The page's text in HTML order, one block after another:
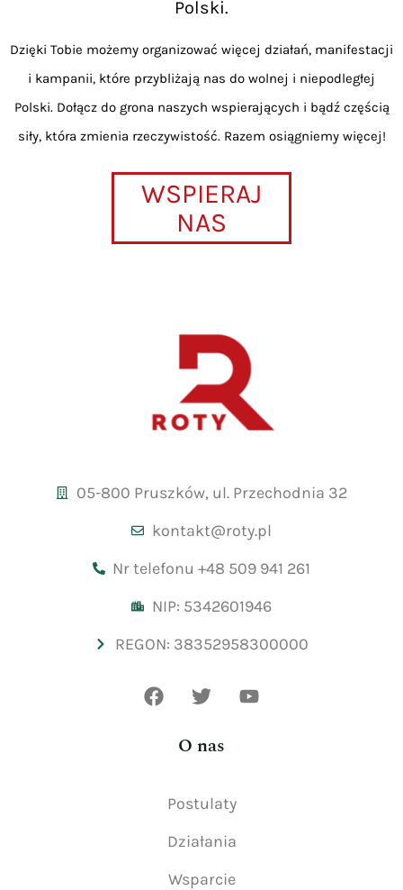
Polski.
Dzięki Tobie możemy organizować więcej działań, manifestacji
i kampanii, które przybliżają nas do wolnej i niepodległej
Polski. Dołącz do grona naszych wspierających i bądź częścią
siły, która zmienia rzeczywistość. Razem osiągniemy więcej!
WSPIERAJ
NAS
05-800 Pruszków, ul. Przechodnia 32
kontakt@roty.pl
Nr telefonu +48 509 941 261
NIP: 5342601946
REGON: 38352958300000
O nas
Postulaty
Działania
Wsparcie